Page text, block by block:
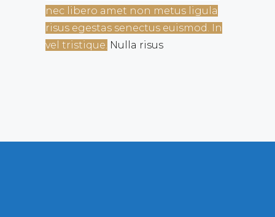
nec libero amet non metus ligula
risus egestas senectus euismod. In
vel tristique. Nulla risus